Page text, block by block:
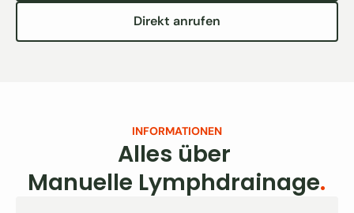
Direkt anrufen
Direkt anrufen
INFORMATIONEN
Alles über
Manuelle Lymphdrainage.